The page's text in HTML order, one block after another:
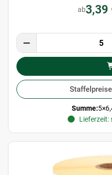
ab3,39
Summe:5×
Lieferzeit: